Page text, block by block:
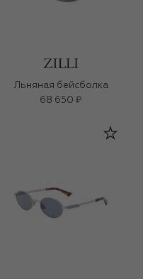
Льняная бейсболка
68 650 ₽